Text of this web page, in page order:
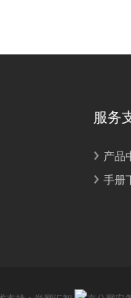
服务
产品
手册